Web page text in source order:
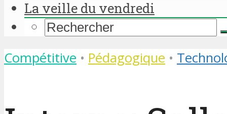
La veille du vendredi
Compétitive • Pédagogique •